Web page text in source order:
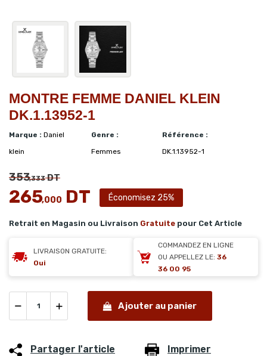
MONTRE FEMME DANIEL KLEIN
DK.1.13952-1
Marque : Daniel
klein
Genre :
Femmes
Référence :
DK.1.13952-1
353,333DT
265,000 DT Économisez 25%
Retrait en Magasin ou Livraison Gratuite pour Cet Article
LIVRAISON GRATUITE:
Oui
COMMANDEZ EN LIGNE
OU APPELLEZ LE: 36
36 00 95
Ajouter au panier
Partager l'article Imprimer